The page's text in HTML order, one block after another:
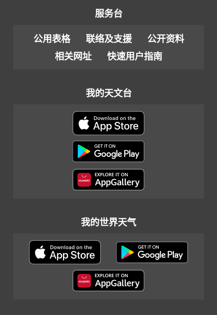
服务台
公用表格 联络及支援
公开资料
相关网址
快速用户指南
我的天文台
我的世界天气